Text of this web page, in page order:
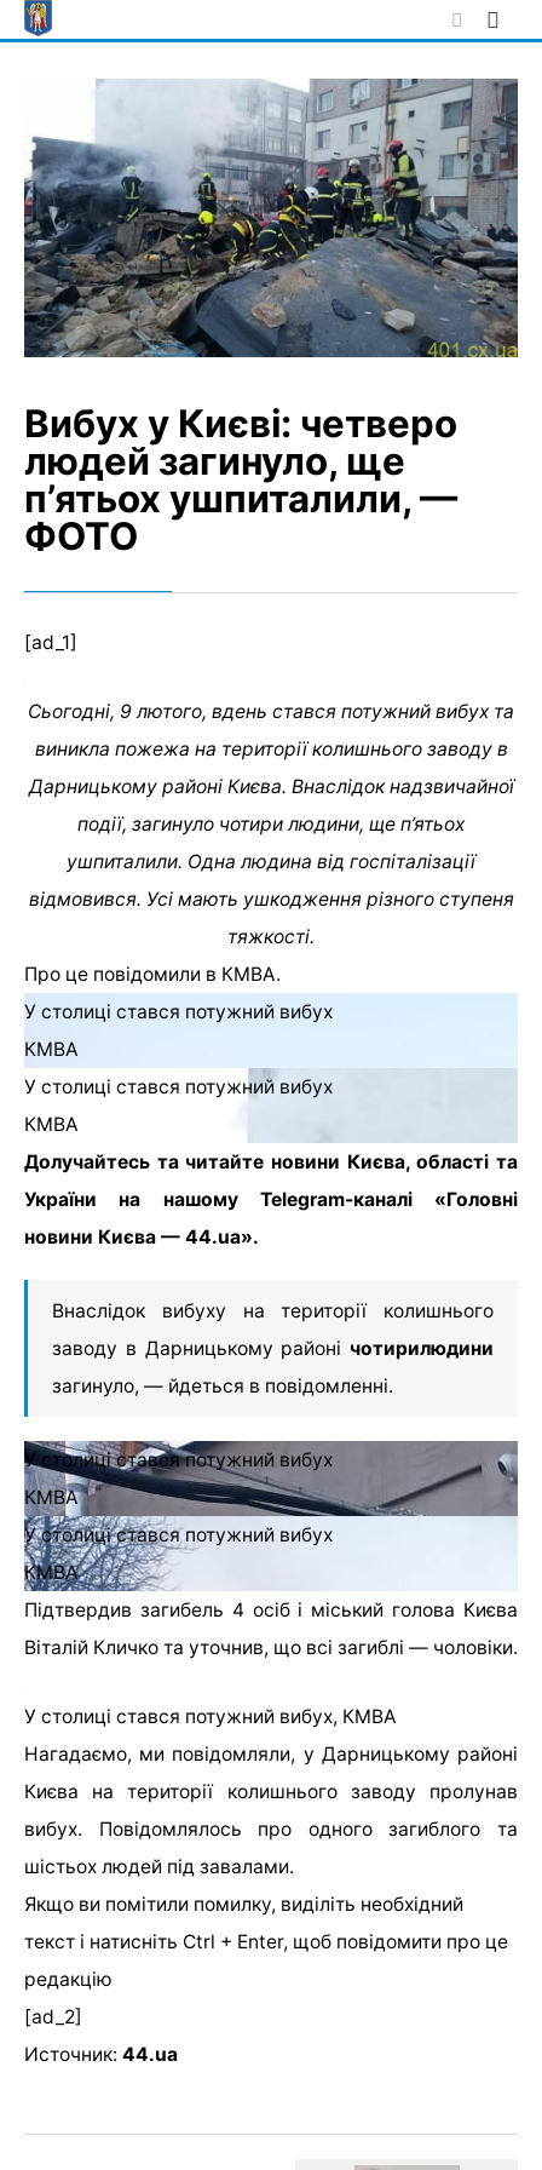
Skip
to
Вибух у Києві: четверо
людей загинуло, ще
п’ятьох ушпиталили, —
ФОТО
[ad_1]
Сьогодні, 9 лютого, вдень стався потужний вибух та
виникла пожежа на території колишнього заводу в
Дарницькому районі Києва. Внаслідок надзвичайної
події, загинуло чотири людини, ще п’ятьох
ушпиталили. Одна людина від госпіталізації
відмовився. Усі мають ушкодження різного ступеня
тяжкості.
Про це повідомили в КМВА.
У столиці стався потужний вибух
КМВА
У столиці стався потужний вибух
КМВА
Долучайтесь та читайте новини Києва, області та
України на нашому Telegram-каналі «Головні
новини Києва — 44.ua».
Внаслідок вибуху на території колишнього
заводу в Дарницькому районі чотирилюдини
загинуло, — йдеться в повідомленні.
У столиці стався потужний вибух
КМВА
У столиці стався потужний вибух
КМВА
Підтвердив загибель 4 осіб і міський голова Києва
Віталій Кличко та уточнив, що всі загиблі — чоловіки.
У столиці стався потужний вибух, КМВА
Нагадаємо, ми повідомляли, у Дарницькому районі
Києва на території колишнього заводу пролунав
вибух. Повідомлялось про одного загиблого та
шістьох людей під завалами.
Якщо ви помітили помилку, виділіть необхідний
текст і натисніть Ctrl + Enter, щоб повідомити про це
редакцію
[ad_2]
Источник: 44.ua